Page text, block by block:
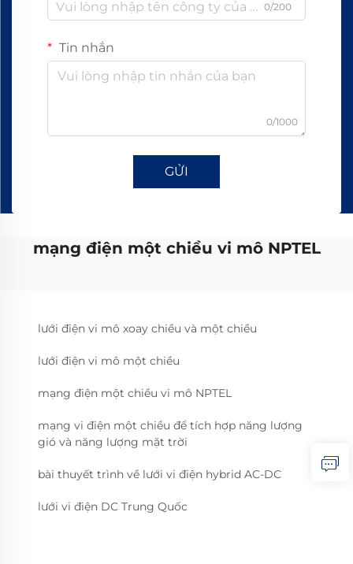
0/200
Tin nhắn
0/1000
GỬI
mạng điện một chiều vi mô NPTEL
lưới điện vi mô xoay chiều và một chiều
lưới điện vi mô một chiều
mạng điện một chiều vi mô NPTEL
mạng vi điện một chiều để tích hợp năng lượng
gió và năng lượng mặt trời
bài thuyết trình về lưới vi điện hybrid AC-DC
lưới vi điện DC Trung Quốc